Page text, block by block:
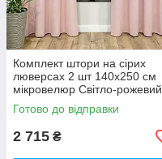
Комплект штори на сірих
люверсах 2 шт 140х250 см
мікровелюр Світло-рожевий
Готово до відправки
2 715 ₴